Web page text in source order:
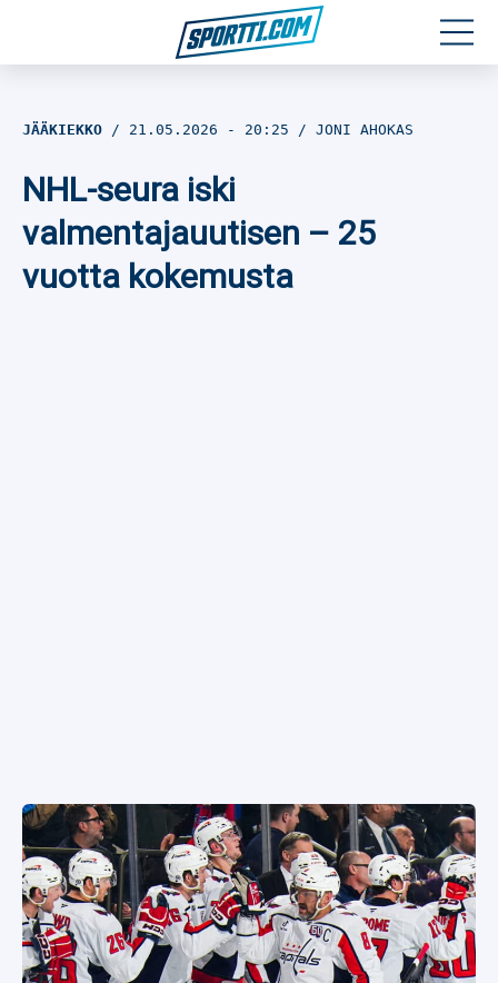
Jalkapallo
Yleisurheilu
JÄÄKIEKKO 21.05.2026 - 20:25 JONI AHOKAS
NHL-seura iski
valmentajauutisen – 25
vuotta kokemusta